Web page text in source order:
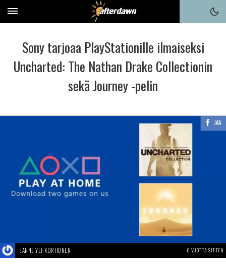
Sony tarjoaa PlayStationille ilmaiseksi
Uncharted: The Nathan Drake Collectionin
sekä Journey -pelin
JAA
JANNE YLI-KORHONEN 6 VUOTTA SITTEN